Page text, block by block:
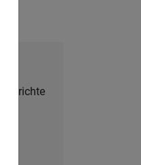
Berichte